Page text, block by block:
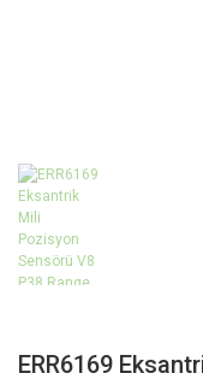
ERR6169